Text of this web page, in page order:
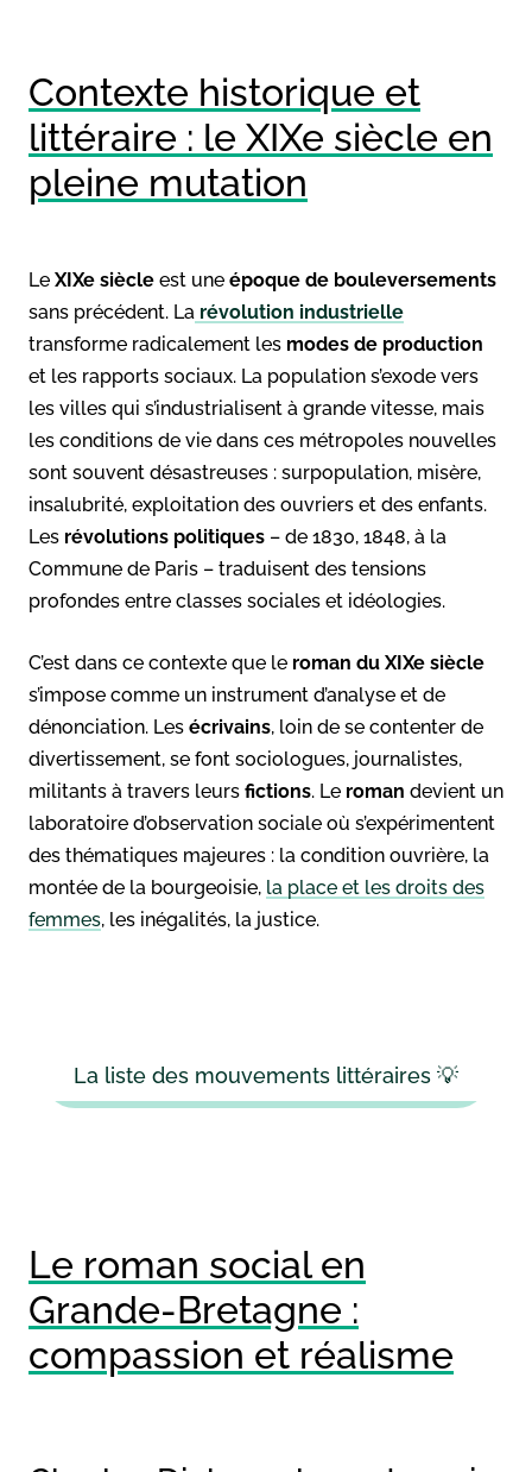
Contexte historique et
littéraire : le XIXe siècle en
pleine mutation
Le XIXe siècle est une époque de bouleversements
sans précédent. La révolution industrielle
transforme radicalement les modes de production
et les rapports sociaux. La population s’exode vers
les villes qui s’industrialisent à grande vitesse, mais
les conditions de vie dans ces métropoles nouvelles
sont souvent désastreuses : surpopulation, misère,
insalubrité, exploitation des ouvriers et des enfants.
Les révolutions politiques – de 1830, 1848, à la
Commune de Paris – traduisent des tensions
profondes entre classes sociales et idéologies.
C’est dans ce contexte que le roman du XIXe siècle
s’impose comme un instrument d’analyse et de
dénonciation. Les écrivains, loin de se contenter de
divertissement, se font sociologues, journalistes,
militants à travers leurs fictions. Le roman devient un
laboratoire d’observation sociale où s’expérimentent
des thématiques majeures : la condition ouvrière, la
montée de la bourgeoisie, la place et les droits des
femmes, les inégalités, la justice.
La liste des mouvements littéraires 💡
Le roman social en
Grande-Bretagne :
compassion et réalisme